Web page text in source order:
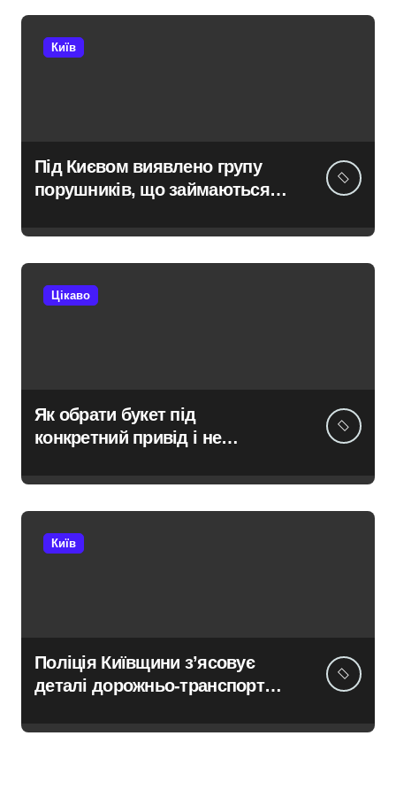
Київ
Під Києвом виявлено групу
порушників, що займаються
Цікаво
Як обрати букет під
конкретний привід і не
Київ
Поліція Київщини з’ясовує
деталі дорожньо-транспортної
участю двох неповнолітніх